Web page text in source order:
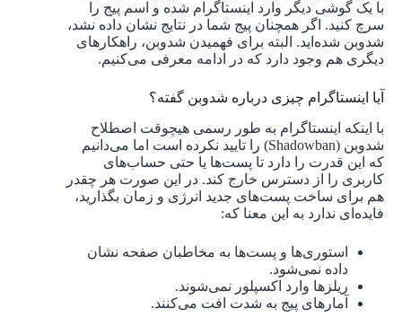
با یک گوشی دیگر وارد اینستاگرام شده و اسم پیج را
سرچ کنید. اگر همچنان پیج شما در نتایج نشان داده نشد،
شدوبن شده‌اید. البته برای فهمیدن شدوبن، راهکارهای
دیگری هم وجود دارد که در ادامه معرفی می‌کنیم.
آیا اینستاگرام چیزی درباره شدوبن گفته؟
با اینکه اینستاگرام به طور رسمی هیچوقت اصطلاح
شدوبن (Shadowban) را تایید نکرده است اما می‌دانیم
که این قدرت را دارد تا پست‌ها یا حتی حساب‌های
کاربری را از دسترس خارج کند. در این صورت هر چقدر
هم برای ساخت پست‌های جدید انرژی و زمان بگذارید،
فایده‌ای ندارد به این معنا که:
استوری‌ها و پست‌ها به مخاطبان صفحه نشان
داده نمی‌شود.
ریلزها وارد اکسپلور نمی‌شوند.
آمارهای پیج به شدت افت می‌کنند.